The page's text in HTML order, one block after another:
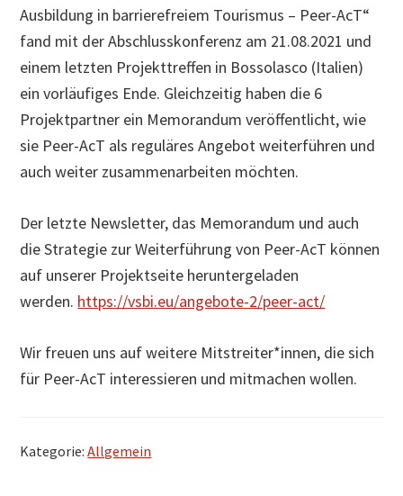
Ausbildung in barrierefreiem Tourismus – Peer-AcT“
fand mit der Abschlusskonferenz am 21.08.2021 und
einem letzten Projekttreffen in Bossolasco (Italien)
ein vorläufiges Ende. Gleichzeitig haben die 6
Projektpartner ein Memorandum veröffentlicht, wie
sie Peer-AcT als reguläres Angebot weiterführen und
auch weiter zusammenarbeiten möchten.
Der letzte Newsletter, das Memorandum und auch
die Strategie zur Weiterführung von Peer-AcT können
auf unserer Projektseite heruntergeladen
werden. https://vsbi.eu/angebote-2/peer-act/
Wir freuen uns auf weitere Mitstreiter*innen, die sich
für Peer-AcT interessieren und mitmachen wollen.
Kategorie:Allgemein